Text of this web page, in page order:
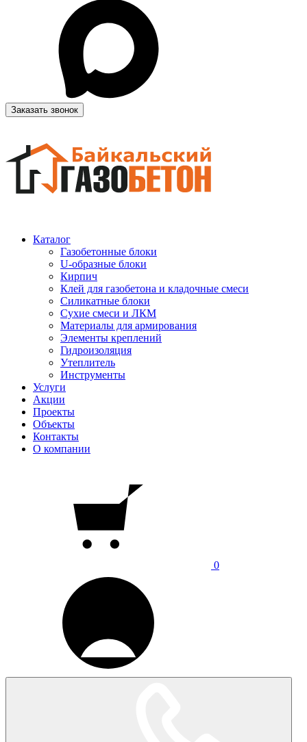
Заказать звонок
Каталог
Газобетонные блоки
U-образные блоки
Кирпич
Клей для газобетона и кладочные смеси
Силикатные блоки
Сухие смеси и ЛКМ
Материалы для армирования
Элементы креплений
Гидроизоляция
Утеплитель
Инструменты
Услуги
Акции
Проекты
Объекты
Контакты
О компании
0